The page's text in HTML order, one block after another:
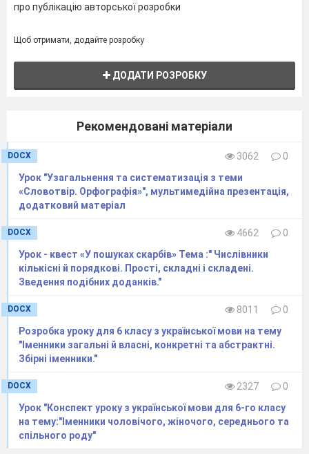
про публікацію авторської розробки
Щоб отримати, додайте розробку
ДОДАТИ РОЗРОБКУ
Рекомендовані матеріали
DOCX 3062
0
Урок "Узагальнення та систематизація з теми
«Словотвір. Орфографія»", мультимедійна презентація,
додатковий матеріал
DOCX 4662
0
Урок - квест «У пошуках скарбів» Тема :" Числівники
кількісні й порядкові. Прості, складні і складені.
Зведення подібних доданків."
DOCX 8011
0
Розробка уроку для 6 класу з української мови на тему
"Іменники загальні й власні, конкретні та абстрактні.
Збірні іменники."
DOCX 2327
0
Урок "Конспект уроку з української мови для 6-го класу
на тему:"Іменники чоловічого, жіночого, середнього та
спільного роду"